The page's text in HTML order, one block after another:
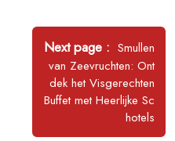
Next page
Newer
Posts
Smullen
van Zeevruchten: Ont
dek het Visgerechten
Buffet met Heerlijke Sc
hotels